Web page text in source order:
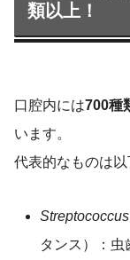
類以上！
口腔内には700種
います。
代表的なものは以
タンス）：虫